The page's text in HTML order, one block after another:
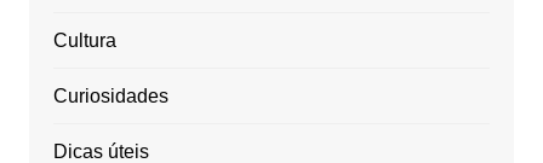
Cultura
Curiosidades
Dicas úteis